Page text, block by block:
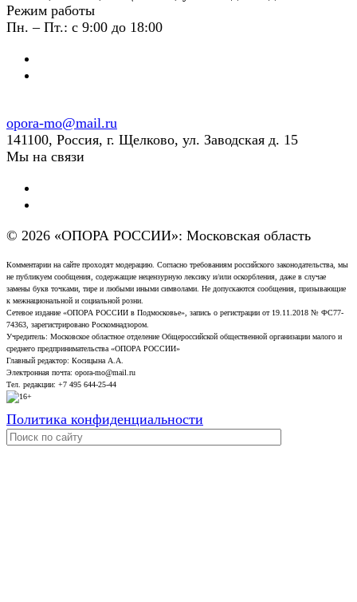
Режим работы
Пн. – Пт.: с 9:00 до 18:00
opora-mo@mail.ru
141100, Россия, г. Щелково, ул. Заводская д. 15
Мы на связи
© 2026 «ОПОРА РОССИИ»: Московская область
Комментарии на сайте проходят модерацию. Согласно требованиям российского законодательства, мы
не публикуем сообщения, содержащие нецензурную лексику и/или оскорбления, даже в случае
замены букв точками, тире и любыми иными символами. Не допускаются сообщения, призывающие
к межнациональной и социальной розни.
Сетевое издание «ОПОРА РОССИИ в Подмосковье», запись о регистрации от 19.11.2018 № ФС77-
74363, зарегистрировано Роскомнадзором.
Учредитель: Московское областное отделение Общероссийской общественной организации малого и
среднего предпринимательства «ОПОРА РОССИИ»
Главный редактор: Косицына А.А.
Электронная почта: opora-mo@mail.ru
Тел. редакции: +7 495 644-25-44
Политика конфиденциальности